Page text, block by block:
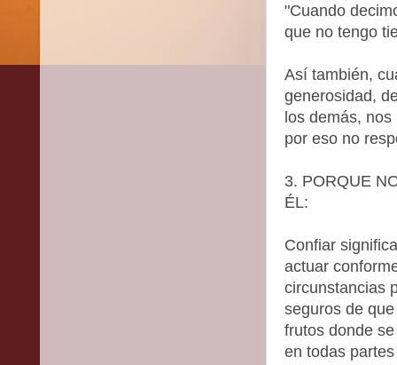
"Cuando
que no tengo
Así también,
generosidad,
los demás,
por eso no
3. PORQUE
ÉL:
Confiar
actuar
circunstancias
seguros de
frutos donde
en todas